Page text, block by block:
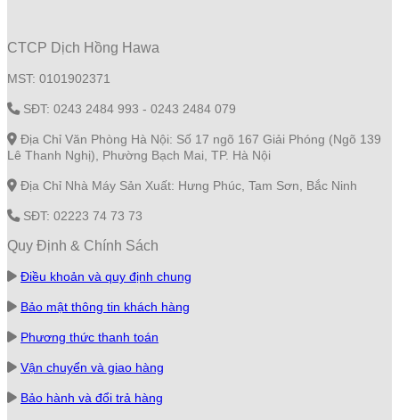
CTCP Dịch Hồng Hawa
MST: 0101902371
SĐT: 0243 2484 993 - 0243 2484 079
Địa Chỉ Văn Phòng Hà Nội: Số 17 ngõ 167 Giải Phóng (Ngõ 139
Lê Thanh Nghị), Phường Bạch Mai, TP. Hà Nội
Địa Chỉ Nhà Máy Sản Xuất: Hưng Phúc, Tam Sơn, Bắc Ninh
SĐT: 02223 74 73 73
Quy Định & Chính Sách
Điều khoản và quy định chung
Bảo mật thông tin khách hàng
Phương thức thanh toán
Vận chuyển và giao hàng
Bảo hành và đổi trả hàng